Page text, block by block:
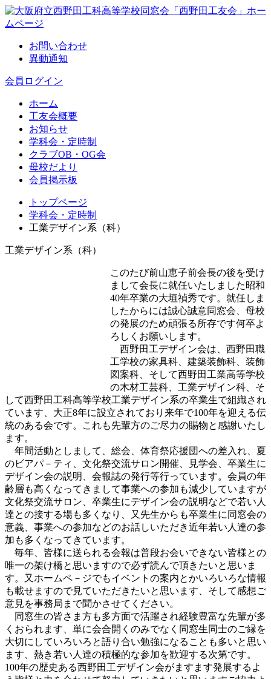
お問い合わせ
異動通知
会員ログイン
ホーム
工友会概要
お知らせ
学科会・定時制
クラブOB・OG会
母校だより
会員掲示板
トップページ
学科会・定時制
工業デザイン系（科）
工業デザイン系（科）
このたび前山恵子前会長の後を受け
まして会長に就任いたしました昭和
40年卒業の大垣禎秀です。就任しま
したからには誠心誠意同窓会、母校
の発展のため頑張る所存です何卒よ
ろしくお願いします。
西野田工デザイン会は、西野田職
工学校の家具科、建築装飾科、装飾
図案科、そして西野田工業高等学校
の木材工芸科、工業デザイン科、そ
して西野田工科高等学校工業デザイン系の卒業生で組織され
ています、大正8年に設立されており来年で100年を迎える伝
統のある会です。これも先輩方のご尽力の賜物と感謝いたし
ます。
年間活動としまして、総会、体育祭応援団への差入れ、夏
のビアパ－ティ、文化祭交流サロン開催、見学会、卒業生に
デザイン会の説明、会報誌の発行等行っています。会員の年
齢層も高くなってきまして事業への参加も減少していますが
文化祭交流サロン、卒業生にデザイン会の説明などで若い人
達との接する場も多くなり、又先生からも卒業生に同窓会の
意義、事業への参加などのお話しいただき近年若い人達の参
加も多くなってきています。
毎年、皆様に送られる会報は普段お会いできない皆様との
唯一の架け橋と思いますので必ず読んで頂きたいと思いま
す。又ホームペ－ジでもイベントの案内とかいろいろな情報
も載せますので見ていただきたいと思います、そして感想ご
意見を事務局まで聞かさせてください。
同窓生の皆さま方も多方面で活躍され経験豊富な先輩が多
くおられます、単に会合開くのみでなく同窓生同士のご縁を
大切にしていろいろと語り合い勉強になることも多いと思い
ます、熱き若い人達の積極的な参加を歓迎する次第です。
100年の歴史ある西野田工デザイン会がますます発展するよ